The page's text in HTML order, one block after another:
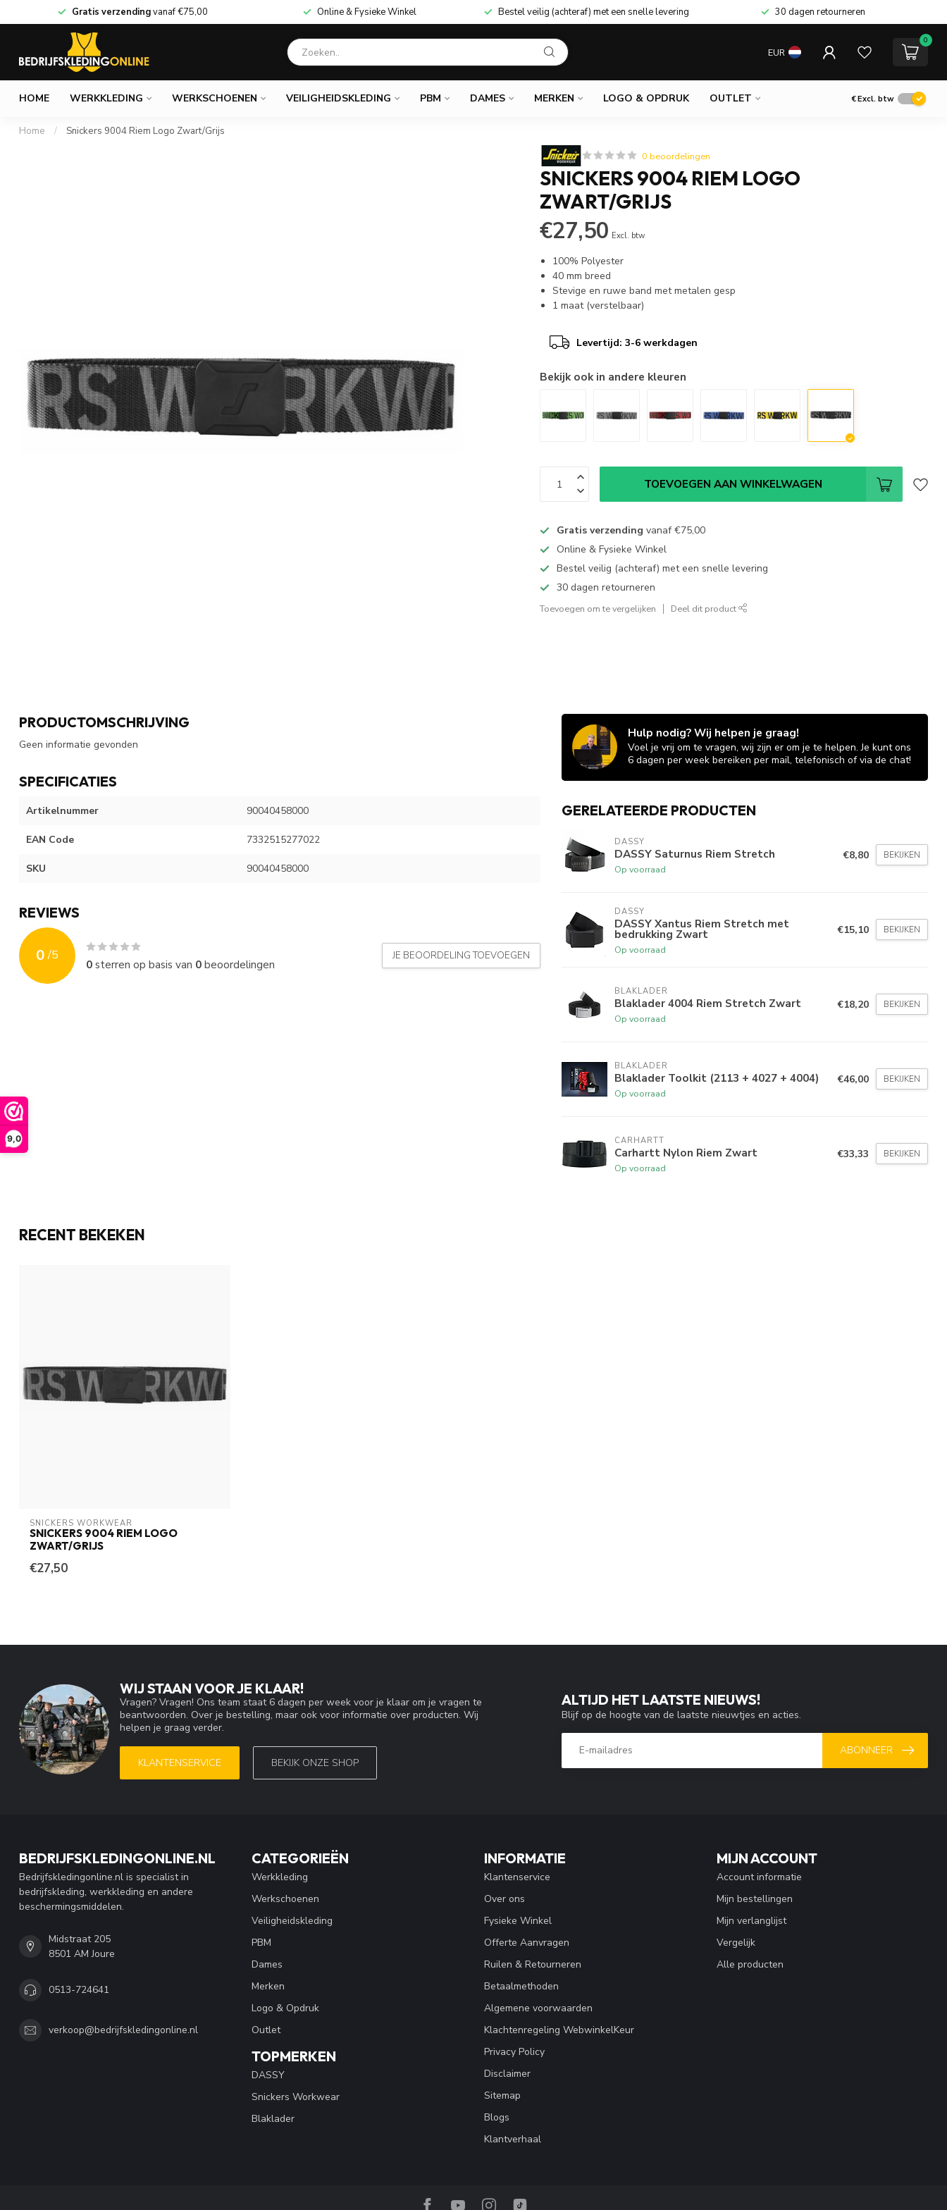
9,0
Gratis verzendingvanaf€75,00 Online & Fysieke Winkel Bestel veilig (achteraf) met een snelle levering 30 dagen retourneren
EUR
0
HOME WERKKLEDING WERKSCHOENEN VEILIGHEIDSKLEDING PBM DAMES MERKEN LOGO & OPDRUK OUTLET €Excl. btw
Home / Snickers 9004 Riem Logo Zwart/Grijs
0 beoordelingen
SNICKERS 9004 RIEM LOGO
ZWART/GRIJS
€27,50 Excl. btw
100% Polyester
40 mm breed
Stevige en ruwe band met metalen gesp
1 maat (verstelbaar)
Levertijd: 3-6 werkdagen
Bekijk ook in andere kleuren
TOEVOEGEN AAN WINKELWAGEN
Gratis verzending vanaf€75,00
Online & Fysieke Winkel
Bestel veilig (achteraf) met een snelle levering
30 dagen retourneren
Toevoegen om te vergelijken Deel dit product
PRODUCTOMSCHRIJVING
Geen informatie gevonden
SPECIFICATIES
Artikelnummer 90040458000
EAN Code 7332515277022
SKU 90040458000
REVIEWS
0 /5
0sterren op basis van 0beoordelingen
JE BEOORDELING TOEVOEGEN
Hulp nodig? Wij helpen je graag!
Voel je vrij om te vragen, wij zijn er om je te helpen. Je kunt ons
6 dagen per week bereiken per mail, telefonisch of via de chat!
GERELATEERDE PRODUCTEN
DASSY
DASSY Saturnus Riem Stretch
Op voorraad
€8,80 BEKIJKEN
DASSY
DASSY Xantus Riem Stretch met
bedrukking Zwart
Op voorraad
€15,10 BEKIJKEN
BLAKLADER
Blaklader 4004 Riem Stretch Zwart
Op voorraad
€18,20 BEKIJKEN
BLAKLADER
Blaklader Toolkit (2113 + 4027 + 4004)
Op voorraad
€46,00 BEKIJKEN
CARHARTT
Carhartt Nylon Riem Zwart
Op voorraad
€33,33 BEKIJKEN
RECENT BEKEKEN
SNICKERS WORKWEAR
SNICKERS 9004 RIEM LOGO
ZWART/GRIJS
€27,50
WIJ STAAN VOOR JE KLAAR!
Vragen? Vragen! Ons team staat 6 dagen per week voor je klaar om je vragen te
beantwoorden. Over je bestelling, maar ook voor informatie over producten. Wij
helpen je graag verder.
KLANTENSERVICE BEKIJK ONZE SHOP
ALTIJD HET LAATSTE NIEUWS!
Blijf op de hoogte van de laatste nieuwtjes en acties.
ABONNEER
BEDRIJFSKLEDINGONLINE.NL
Bedrijfskledingonline.nl is specialist in
bedrijfskleding, werkkleding en andere
beschermingsmiddelen.
Midstraat 205
8501 AM Joure
0513-724641
verkoop@bedrijfskledingonline.nl
CATEGORIEËN
Werkkleding
Werkschoenen
Veiligheidskleding
PBM
Dames
Merken
Logo & Opdruk
Outlet
TOPMERKEN
DASSY
Snickers Workwear
Blaklader
INFORMATIE
Klantenservice
Over ons
Fysieke Winkel
Offerte Aanvragen
Ruilen & Retourneren
Betaalmethoden
Algemene voorwaarden
Klachtenregeling WebwinkelKeur
Privacy Policy
Disclaimer
Sitemap
Blogs
Klantverhaal
MIJN ACCOUNT
Account informatie
Mijn bestellingen
Mijn verlanglijst
Vergelijk
Alle producten